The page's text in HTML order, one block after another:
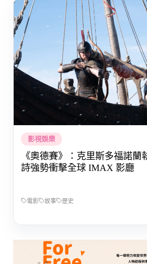
影視娛樂
《奧德賽》：克里斯多福諾蘭
詩強勢衝擊全球 IMAX 影廳
電影 故事 歷史